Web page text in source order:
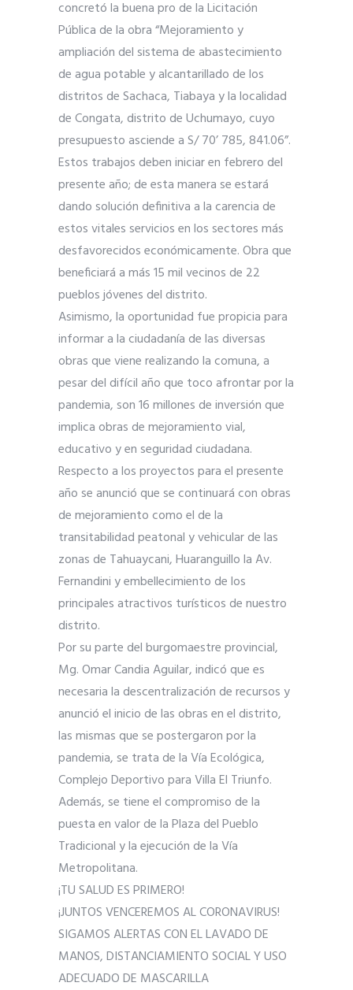
concretó la buena pro de la Licitación
Pública de la obra “Mejoramiento y
ampliación del sistema de abastecimiento
de agua potable y alcantarillado de los
distritos de Sachaca, Tiabaya y la localidad
de Congata, distrito de Uchumayo, cuyo
presupuesto asciende a S/ 70’ 785, 841.06”.
Estos trabajos deben iniciar en febrero del
presente año; de esta manera se estará
dando solución definitiva a la carencia de
estos vitales servicios en los sectores más
desfavorecidos económicamente. Obra que
beneficiará a más 15 mil vecinos de 22
pueblos jóvenes del distrito.
Asimismo, la oportunidad fue propicia para
informar a la ciudadanía de las diversas
obras que viene realizando la comuna, a
pesar del difícil año que toco afrontar por la
pandemia, son 16 millones de inversión que
implica obras de mejoramiento vial,
educativo y en seguridad ciudadana.
Respecto a los proyectos para el presente
año se anunció que se continuará con obras
de mejoramiento como el de la
transitabilidad peatonal y vehicular de las
zonas de Tahuaycani, Huaranguillo la Av.
Fernandini y embellecimiento de los
principales atractivos turísticos de nuestro
distrito.
Por su parte del burgomaestre provincial,
Mg. Omar Candia Aguilar, indicó que es
necesaria la descentralización de recursos y
anunció el inicio de las obras en el distrito,
las mismas que se postergaron por la
pandemia, se trata de la Vía Ecológica,
Complejo Deportivo para Villa El Triunfo.
Además, se tiene el compromiso de la
puesta en valor de la Plaza del Pueblo
Tradicional y la ejecución de la Vía
Metropolitana.
¡TU SALUD ES PRIMERO!
¡JUNTOS VENCEREMOS AL CORONAVIRUS!
SIGAMOS ALERTAS CON EL LAVADO DE
MANOS, DISTANCIAMIENTO SOCIAL Y USO
ADECUADO DE MASCARILLA